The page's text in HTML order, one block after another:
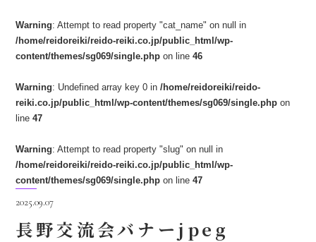
Warning: Attempt to read property "cat_name" on null in
/home/reidoreiki/reido-reiki.co.jp/public_html/wp-
content/themes/sg069/single.php on line46
Warning: Undefined array key 0 in/home/reidoreiki/reido-
reiki.co.jp/public_html/wp-content/themes/sg069/single.php on
line47
Warning: Attempt to read property "slug" on null in
/home/reidoreiki/reido-reiki.co.jp/public_html/wp-
content/themes/sg069/single.php on line47
2025.09.07
長野交流会バナーjpeg